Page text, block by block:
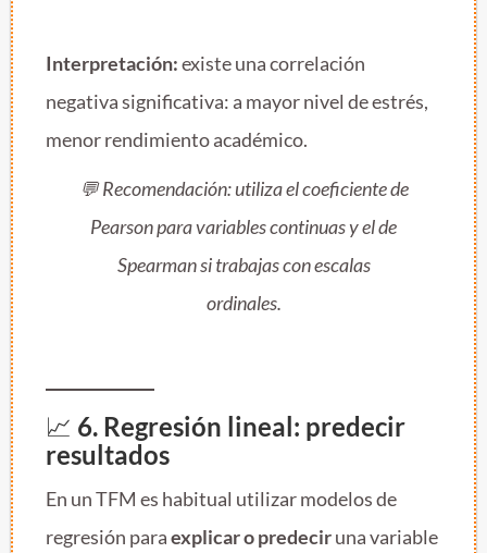
Interpretación:existe una correlación
negativa significativa: a mayor nivel de estrés,
menor rendimiento académico.
💬Recomendación:utiliza el coeficiente de
Pearson para variables continuas y el de
Spearman si trabajas con escalas
ordinales.
📈 6. Regresión lineal: predecir
resultados
En un TFM es habitual utilizar modelos de
regresión paraexplicar o predeciruna variable